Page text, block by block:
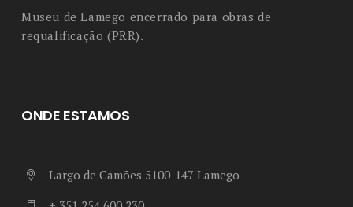
Museu de Lamego encerrado para obras de
requalificação (PRR).
ONDE ESTAMOS
Largo de Camões 5100-147 Lamego